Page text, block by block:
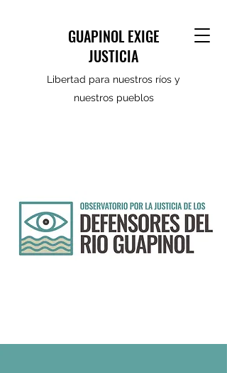
GUAPINOL EXIGE
JUSTICIA
Libertad para nuestros ríos y
nuestros pueblos